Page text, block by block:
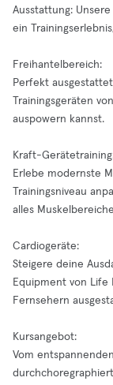
Ausstattung:
ein
Freihantelbereich:
Perfekt
Trainingsgeräten
auspowern kannst.
Kraft-
Erlebe modernste
Trainingsniveau
alles
Cardiogeräte:
Steigere deine
Equipment von Life
Fernsehern
Kursangebot:
Vom